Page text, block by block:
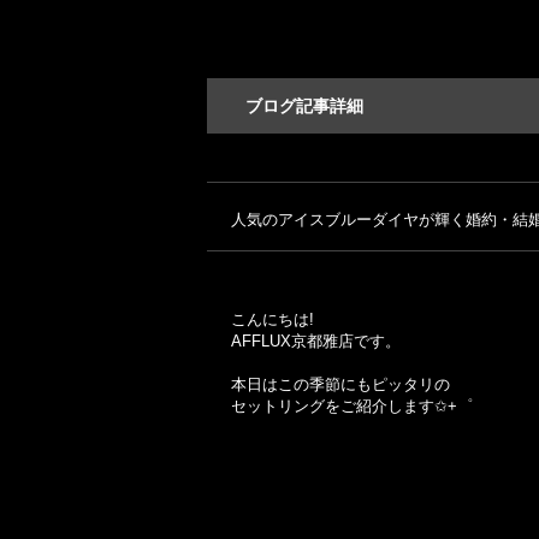
ブログ記事詳細
人気のアイスブルーダイヤが輝く婚約・結
こんにちは!
AFFLUX京都雅店です。
本日はこの季節にもピッタリの
セットリングをご紹介します✩+゜